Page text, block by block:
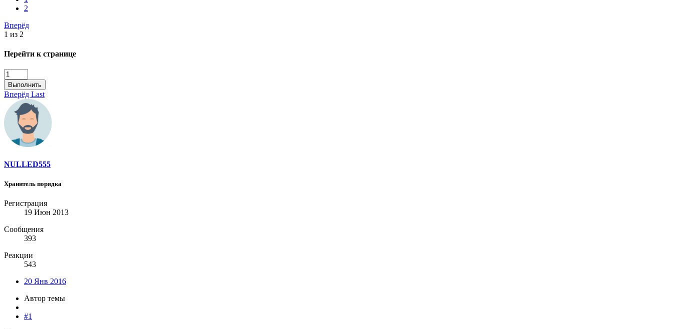
2
Вперёд
1 из 2
Перейти к странице
Выполнить
Вперёд Last
NULLED555
Хранитель порядка
Регистрация
19 Июн 2013
Сообщения
393
Реакции
543
20 Янв 2016
Автор темы
#1